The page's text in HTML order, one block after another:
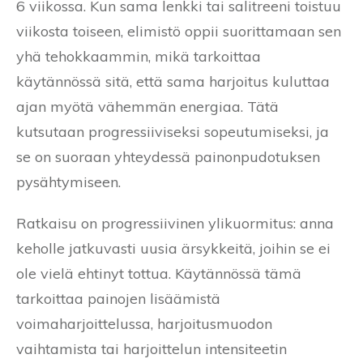
6 viikossa. Kun sama lenkki tai salitreeni toistuu
viikosta toiseen, elimistö oppii suorittamaan sen
yhä tehokkaammin, mikä tarkoittaa
käytännössä sitä, että sama harjoitus kuluttaa
ajan myötä vähemmän energiaa. Tätä
kutsutaan progressiiviseksi sopeutumiseksi, ja
se on suoraan yhteydessä painonpudotuksen
pysähtymiseen.
Ratkaisu on progressiivinen ylikuormitus: anna
keholle jatkuvasti uusia ärsykkeitä, joihin se ei
ole vielä ehtinyt tottua. Käytännössä tämä
tarkoittaa painojen lisäämistä
voimaharjoittelussa, harjoitusmuodon
vaihtamista tai harjoittelun intensiteetin